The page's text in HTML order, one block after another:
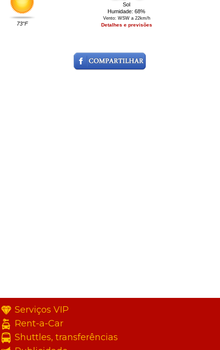
73°F
Sol
Humidade: 68%
Vento: WSW a 22km/h
Detalhes e previsões
Serviços VIP
Rent-a-Car
Shuttles, transferências